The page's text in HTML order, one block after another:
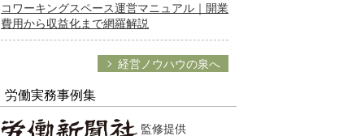
コワーキングスペース運営マニュアル｜開業
費用から収益化まで網羅解説
経営ノウハウの泉へ
労働実務事例集
監修提供